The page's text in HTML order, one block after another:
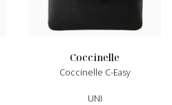
coccinelle
Coccinelle C-Easy
UNI